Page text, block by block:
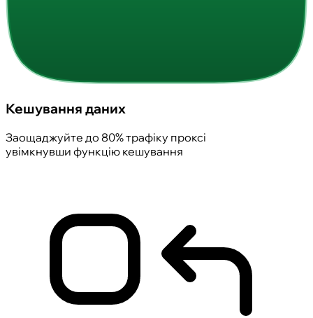
Кешування даних
Заощаджуйте до 80% трафіку проксі
увімкнувши функцію кешування